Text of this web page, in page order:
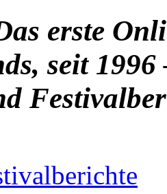
erste
seit